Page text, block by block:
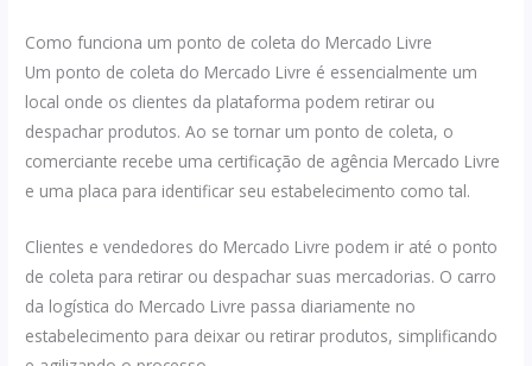
Como funciona um ponto de coleta do Mercado Livre
Um ponto de coleta do Mercado Livre é essencialmente um
local onde os clientes da plataforma podem retirar ou
despachar produtos. Ao se tornar um ponto de coleta, o
comerciante recebe uma certificação de agência Mercado Livre
e uma placa para identificar seu estabelecimento como tal.
Clientes e vendedores do Mercado Livre podem ir até o ponto
de coleta para retirar ou despachar suas mercadorias. O carro
da logística do Mercado Livre passa diariamente no
estabelecimento para deixar ou retirar produtos, simplificando